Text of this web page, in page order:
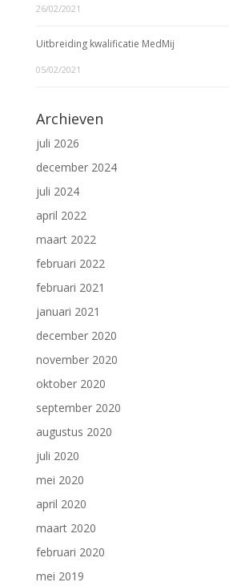
26/02/2021
Uitbreiding kwalificatie MedMij
05/02/2021
Archieven
juli 2026
december 2024
juli 2024
april 2022
maart 2022
februari 2022
februari 2021
januari 2021
december 2020
november 2020
oktober 2020
september 2020
augustus 2020
juli 2020
mei 2020
april 2020
maart 2020
februari 2020
mei 2019